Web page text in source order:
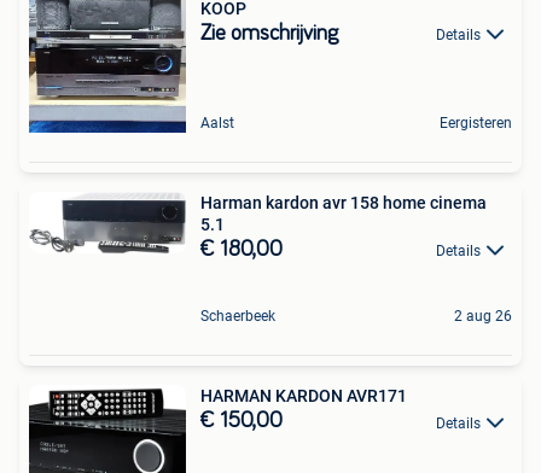
KOOP
Zie omschrijving Details
Aalst Eergisteren
Harman kardon avr 158 home cinema
5.1
€ 180,00 Details
Schaerbeek 2 aug 26
HARMAN KARDON AVR171
€ 150,00 Details